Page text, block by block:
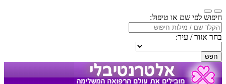
חיפוש לפי שם או טיפול:
בחר אזור / עיר:
חפש